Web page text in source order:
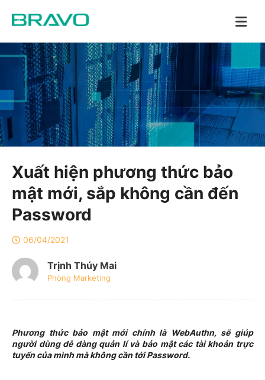
Xuất hiện phương thức bảo
mật mới, sắp không cần đến
Password
06/04/2021
Trịnh Thúy Mai
Phòng Marketing
Phương thức bảo mật mới chính là WebAuthn, sẽ giúp
người dùng dễ dàng quản lí và bảo mật các tài khoản trực
tuyến của mình mà không cần tới Password.